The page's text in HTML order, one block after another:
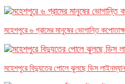
মহেশপুরে ৬ গ্রামের মানুষের ভোগান্তি
মহেশপুরে বিদ্যুতের পোলে ঝুলছে ডিস লাইনম্যান